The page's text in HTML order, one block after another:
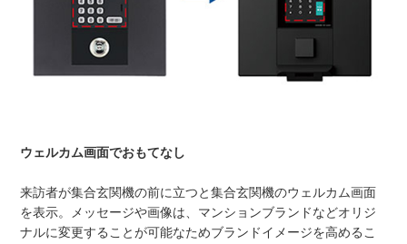
ウェルカム画面でおもてなし
来訪者が集合玄関機の前に立つと集合玄関機のウェルカム画面
を表示。メッセージや画像は、マンションブランドなどオリジ
ナルに変更することが可能なためブランドイメージを高めるこ